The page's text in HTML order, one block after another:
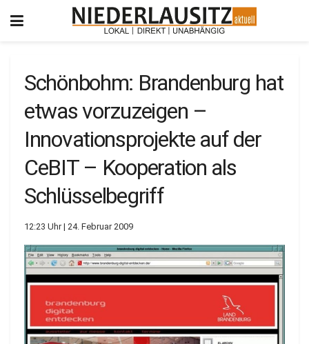
Schönbohm: Brandenburg hat
etwas vorzuzeigen –
Innovationsprojekte auf der
CeBIT – Kooperation als
Schlüsselbegriff
12:23 Uhr | 24. Februar 2009